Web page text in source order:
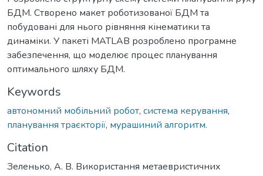
БДМ. Створено макет роботизованої БДМ та
побудовані для нього рівняння кінематики та
динаміки. У пакеті MATLAB розроблено програмне
забезпечення, що моделює процес планування
оптимального шляху БДМ.
Keywords
автономний мобільний робот, система керування,
планування траєкторії, мурашиний алгоритм.
Citation
Зеленько, А. В. Використання метаевристичних